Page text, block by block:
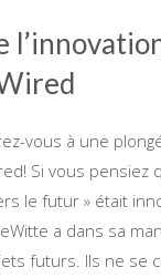
vous à une
Si vous pensiez
le futur » était
a dans sa
futurs. Ils ne se